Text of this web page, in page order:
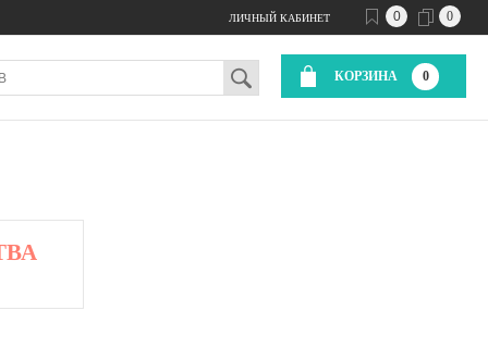
0 0
ЛИЧНЫЙ КАБИНЕТ
КОРЗИНА 0